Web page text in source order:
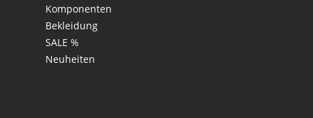
Komponenten
Bekleidung
SALE %
Neuheiten